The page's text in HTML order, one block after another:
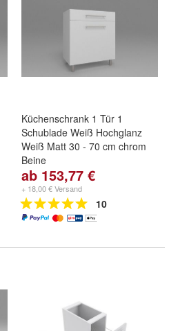
Küchenschrank 1 Tür 1
Schublade Weiß Hochglanz
Weiß Matt 30 - 70 cm chrom
Beine
ab 153,77 €
+ 18,00 € Versand
10